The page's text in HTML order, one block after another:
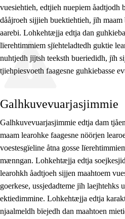
vuesiehtieh, edtjieh nuepiem åadtjodh
dååjroeh sijjieh buektiehtieh, jïh
aarebi. Lohkehtæjja edtja dan
lïerehtimmiem sjïehteladtedh guktie
nuhtjedh jïjtsh teeksth bueriedidh, jïh
tjiehpiesvoeth faagesne guhkiebasse
Galhkuvevuarjasjimmie
Galhkuvevuarjasjimmie edtja dam
maam learohke faagesne nöörjen
voestesgïeline åtna gosse
mænngan. Lohkehtæjja edtja
learohkh åadtjoeh sijjen maahtoem
goerkese, ussjedadteme jïh laejhtehks
ektiedimmine. Lohkehtæjja edtja
njaalmeldh bïejedh dan maahtoen